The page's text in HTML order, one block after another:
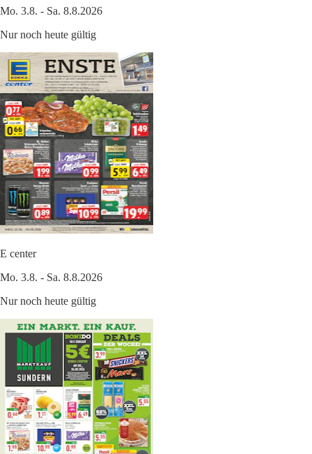
Mo. 3.8. - Sa. 8.8.2026
Nur noch heute gültig
E center
Mo. 3.8. - Sa. 8.8.2026
Nur noch heute gültig